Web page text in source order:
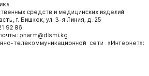
средств и медицинских изделий
г. Бишкек, ул. 3-я Линия, д. 25
92 86
pharm@dlsmi.kg
телекоммуникационной сети «Интернет»: